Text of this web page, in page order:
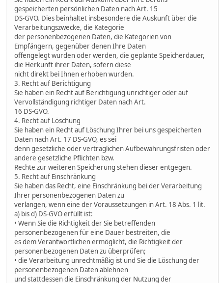
gespeicherten persönlichen Daten nach Art. 15
DS-GVO. Dies beinhaltet insbesondere die Auskunft über die
Verarbeitungszwecke, die Kategorie
der personenbezogenen Daten, die Kategorien von
Empfängern, gegenüber denen Ihre Daten
offengelegt wurden oder werden, die geplante Speicherdauer,
die Herkunft ihrer Daten, sofern diese
nicht direkt bei Ihnen erhoben wurden.
3. Recht auf Berichtigung
Sie haben ein Recht auf Berichtigung unrichtiger oder auf
Vervollständigung richtiger Daten nach Art.
16 DS-GVO.
4. Recht auf Löschung
Sie haben ein Recht auf Löschung Ihrer bei uns gespeicherten
Daten nach Art. 17 DS-GVO, es sei
denn gesetzliche oder vertraglichen Aufbewahrungsfristen oder
andere gesetzliche Pflichten bzw.
Rechte zur weiteren Speicherung stehen dieser entgegen.
5. Recht auf Einschränkung
Sie haben das Recht, eine Einschränkung bei der Verarbeitung
Ihrer personenbezogenen Daten zu
verlangen, wenn eine der Voraussetzungen in Art. 18 Abs. 1 lit.
a) bis d) DS-GVO erfüllt ist:
• Wenn Sie die Richtigkeit der Sie betreffenden
personenbezogenen für eine Dauer bestreiten, die
es dem Verantwortlichen ermöglicht, die Richtigkeit der
personenbezogenen Daten zu überprüfen;
• die Verarbeitung unrechtmäßig ist und Sie die Löschung der
personenbezogenen Daten ablehnen
und stattdessen die Einschränkung der Nutzung der